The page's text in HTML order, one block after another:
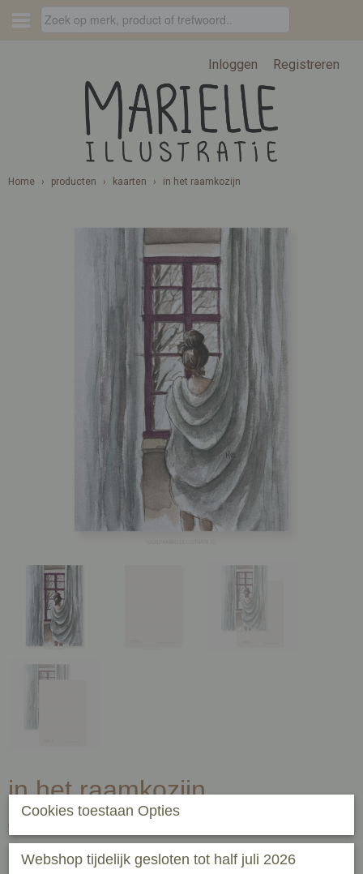
Inloggen Registreren
Home › producten › kaarten › in het raamkozijn
in het raamkozijn
€ 2,00
Op voorraad - Levertijd 2-3 werkdagen
Cookies toestaan Opties
Webshop tijdelijk gesloten tot half juli 2026